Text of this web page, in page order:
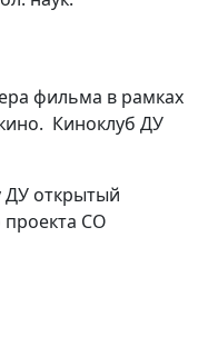
фильма в рамках
Киноклуб ДУ
ДУ открытый
СО